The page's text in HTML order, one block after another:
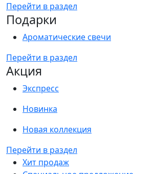
Перейти в раздел
Подарки
Ароматические свечи
Перейти в раздел
Акция
Экспресс
Новинка
Новая коллекция
Перейти в раздел
Хит продаж